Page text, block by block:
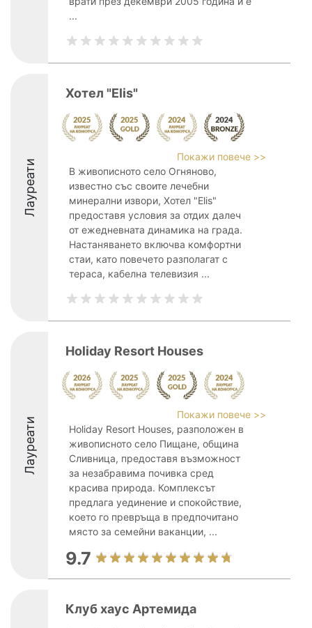
...
Лауреати
Хотел "Elis"
Покажи повече >>
В живописното село Огняново,
известно със своите лечебни
минерални извори, Хотел "Elis"
предоставя условия за отдих далеч
от ежедневната динамика на града.
Настаняването включва комфортни
стаи, като повечето разполагат с
тераса, кабелна телевизия ...
Лауреати
Holiday Resort Houses
Покажи повече >>
Holiday Resort Houses, разположен в
живописното село Пищане, община
Сливница, предоставя възможност
за незабравима почивка сред
красива природа. Комплексът
предлага уединение и спокойствие,
което го превръща в предпочитано
място за семейни ваканции, ...
9.7
Клуб хаус Артемида